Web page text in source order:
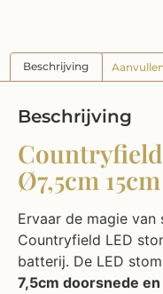
Beschrijving
Beschrijving
Ø7,5cm
Ervaar de magie
Countryfield LED
batterij. De LED
7,5cm doorsnede